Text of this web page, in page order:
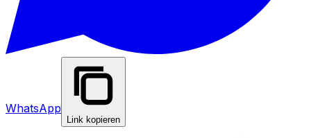
WhatsApp
Link kopieren